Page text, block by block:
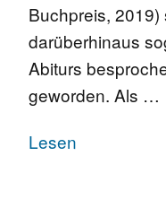
Buchpreis, 2019)
darüberhinaus
Abiturs
geworden. Als …
Lesen